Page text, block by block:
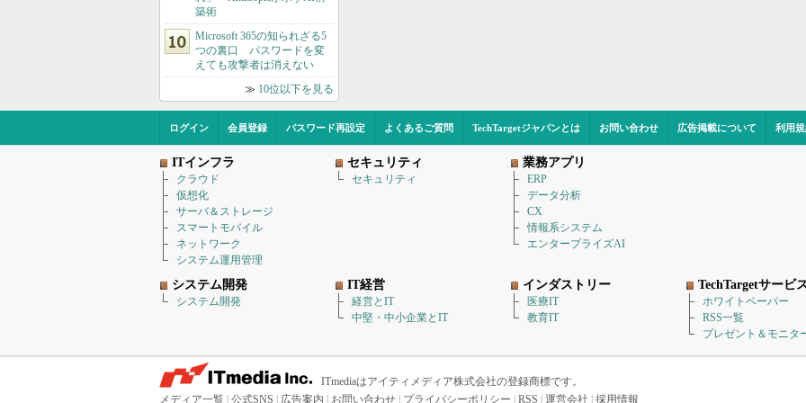
築術
Microsoft 365の知られざる5
つの裏口 パスワードを変
えても攻撃者は消えない
≫ 10位以下を見る
ログイン 会員登録 パスワード再設定 よくあるご質問 TechTargetジャパンとは お問い合わせ 広告掲載について 利用
ITインフラ
クラウド
仮想化
サーバ＆ストレージ
スマートモバイル
ネットワーク
システム運用管理
セキュリティ
セキュリティ
業務アプリ
ERP
データ分析
CX
情報系システム
エンタープライズAI
システム開発
システム開発
IT経営
経営とIT
中堅・中小企業とIT
インダストリー
医療IT
教育IT
TechTargetサービ
ホワイトペーパー
RSS一覧
プレゼント＆モニタ
ITmediaはアイティメディア株式会社の登録商標です。
メディア一覧 公式SNS 広告案内 お問い合わせ プライバシーポリシー RSS 運営会社 採用情報